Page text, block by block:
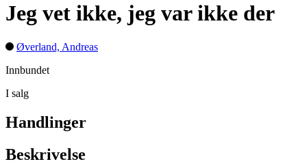
Jeg vet ikke, jeg var ikke der
Øverland, Andreas
Innbundet
I salg
Handlinger
Beskrivelse